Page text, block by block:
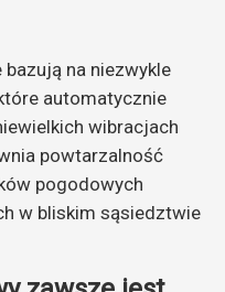
na niezwykle
automatycznie
wibracjach
powtarzalność
pogodowych
w bliskim sąsiedztwie